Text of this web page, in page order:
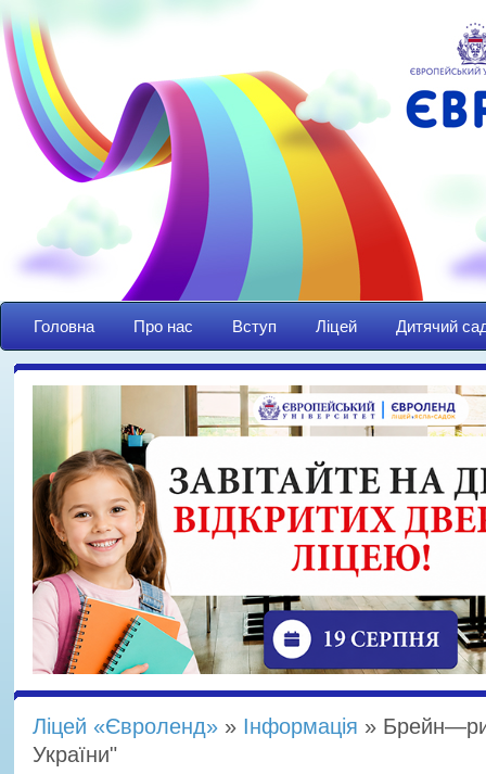
Головна Про нас Вступ Ліцей Дитячий
Ліцей «Євроленд» » Інформація »
України"